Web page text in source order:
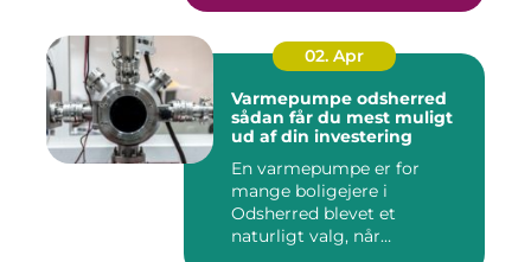
02. Apr
Varmepumpe odsherred
sådan får du mest muligt
ud af din investering
En varmepumpe er for
mange boligejere i
Odsherred blevet et
naturligt valg, når